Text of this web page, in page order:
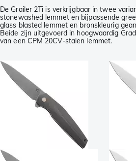
De Grailer 2Ti is verkrijgbaar in twee
stonewashed lemmet en bijpassende
glass blasted lemmet en bronskleurig
Beide zijn uitgevoerd in hoogwaardig
van een CPM 20CV-stalen lemmet.